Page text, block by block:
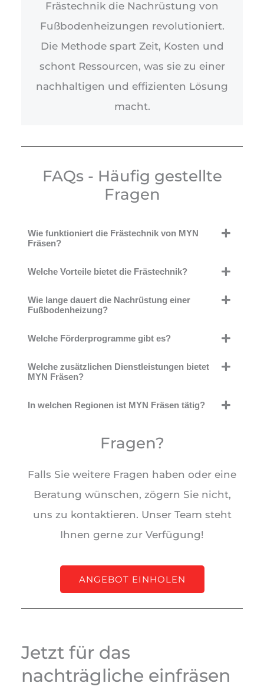
Frästechnik die Nachrüstung von
Fußbodenheizungen revolutioniert.
Die Methode spart Zeit, Kosten und
schont Ressourcen, was sie zu einer
nachhaltigen und effizienten Lösung
macht.
FAQs - Häufig gestellte
Fragen
Wie funktioniert die Frästechnik von MYN
Fräsen?
Welche Vorteile bietet die Frästechnik?
Wie lange dauert die Nachrüstung einer
Fußbodenheizung?
Welche Förderprogramme gibt es?
Welche zusätzlichen Dienstleistungen bietet
MYN Fräsen?
In welchen Regionen ist MYN Fräsen tätig?
Fragen?
Falls Sie weitere Fragen haben oder eine
Beratung wünschen, zögern Sie nicht,
uns zu kontaktieren. Unser Team steht
Ihnen gerne zur Verfügung!
ANGEBOT EINHOLEN
Jetzt für das
nachträgliche einfräsen